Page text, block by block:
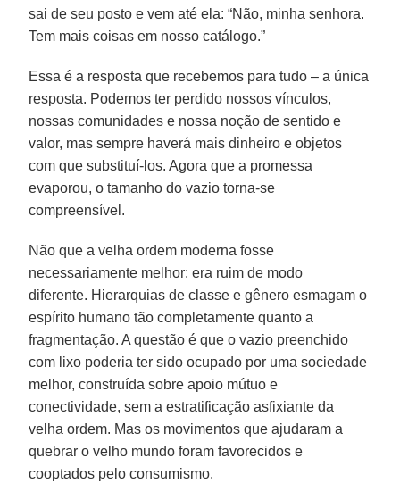
sai de seu posto e vem até ela: “Não, minha senhora.
Tem mais coisas em nosso catálogo.”
Essa é a resposta que recebemos para tudo – a única
resposta. Podemos ter perdido nossos vínculos,
nossas comunidades e nossa noção de sentido e
valor, mas sempre haverá mais dinheiro e objetos
com que substituí-los. Agora que a promessa
evaporou, o tamanho do vazio torna-se
compreensível.
Não que a velha ordem moderna fosse
necessariamente melhor: era ruim de modo
diferente. Hierarquias de classe e gênero esmagam o
espírito humano tão completamente quanto a
fragmentação. A questão é que o vazio preenchido
com lixo poderia ter sido ocupado por uma sociedade
melhor, construída sobre apoio mútuo e
conectividade, sem a estratificação asfixiante da
velha ordem. Mas os movimentos que ajudaram a
quebrar o velho mundo foram favorecidos e
cooptados pelo consumismo.